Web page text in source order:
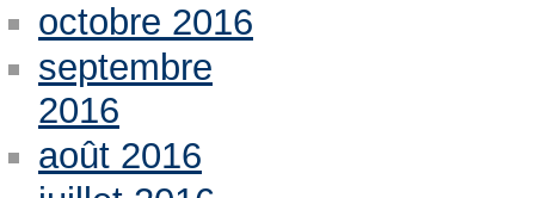
octobre 2016
septembre
2016
août 2016